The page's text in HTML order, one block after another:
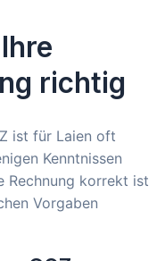
richtig
ist für Laien oft
Kenntnissen
Rechnung korrekt ist
Vorgaben